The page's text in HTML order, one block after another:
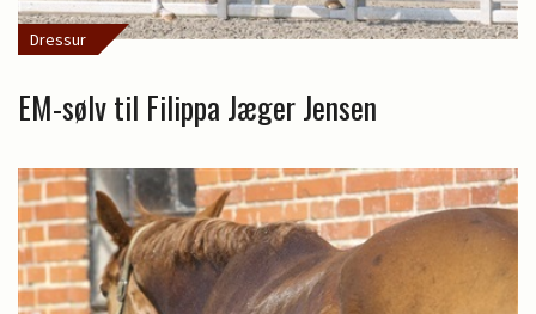
Dressur
EM-sølv til Filippa Jæger Jensen